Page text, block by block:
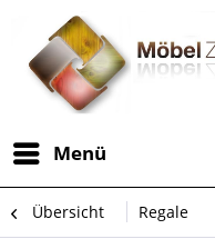
Menü
Übersicht Regale